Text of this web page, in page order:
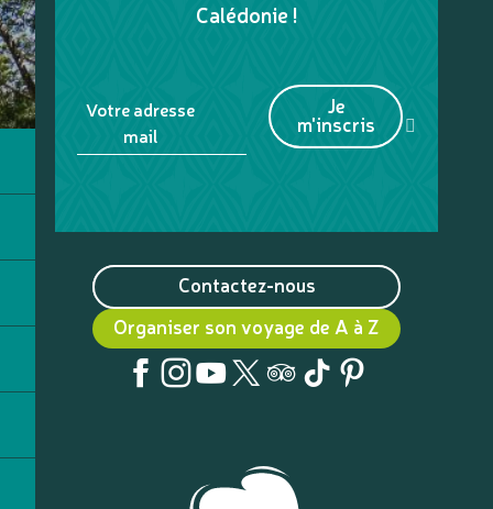
Calédonie !
Votre adresse
mail
Je
m'inscris
Contactez-nous
Organiser son voyage de A à Z